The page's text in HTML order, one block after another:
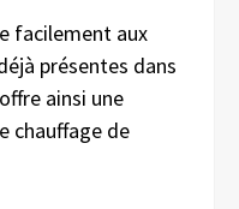
facilement aux
présentes dans
ainsi une
chauffage de